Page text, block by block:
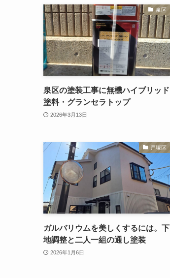
泉区
泉区の塗装工事に無機ハイブリッド
塗料・グランセラトップ
2026年3月13日
戸塚区
ガルバリウムを美しくするには。下
地調整と二人一組の通し塗装
2026年1月6日